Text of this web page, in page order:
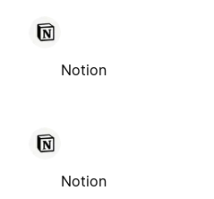
Notion
Notion